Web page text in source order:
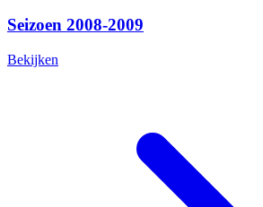
Seizoen 2008-2009
Bekijken